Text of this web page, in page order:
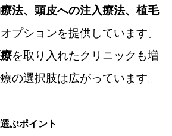
法、頭皮への注入療法、植毛
プションを提供しています。
を取り入れたクリニックも増
の選択肢は広がっています。
ぶポイント